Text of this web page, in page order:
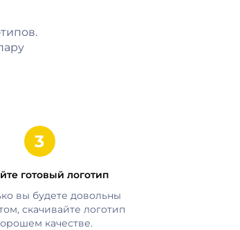
готовый логотип
вы будете довольны
скачивайте логотип
качестве.